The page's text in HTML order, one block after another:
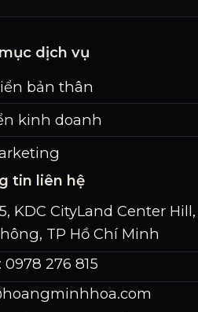
dịch vụ
bản thân
kinh doanh
tin liên hệ
KDC CityLand Center Hill,
TP Hồ Chí Minh
276 815